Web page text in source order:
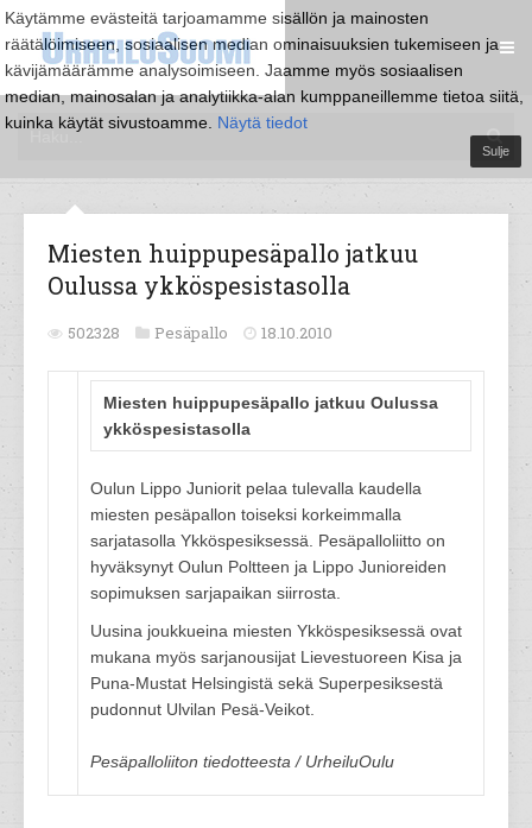
Käytämme evästeitä tarjoamamme sisällön ja mainosten
räätälöimiseen, sosiaalisen median ominaisuuksien tukemiseen ja
kävijämäärämme analysoimiseen. Jaamme myös sosiaalisen
median, mainosalan ja analytiikka-alan kumppaneillemme tietoa siitä,
kuinka käytät sivustoamme. Näytä tiedot
Sulje
Miesten huippupesäpallo jatkuu
Oulussa ykköspesistasolla
502328 Pesäpallo 18.10.2010
Miesten huippupesäpallo jatkuu Oulussa
ykköspesistasolla
Oulun Lippo Juniorit pelaa tulevalla kaudella
miesten pesäpallon toiseksi korkeimmalla
sarjatasolla Ykköspesiksessä. Pesäpalloliitto on
hyväksynyt Oulun Poltteen ja Lippo Junioreiden
sopimuksen sarjapaikan siirrosta.
Uusina joukkueina miesten Ykköspesiksessä ovat
mukana myös sarjanousijat Lievestuoreen Kisa ja
Puna-Mustat Helsingistä sekä Superpesiksestä
pudonnut Ulvilan Pesä-Veikot.
Pesäpalloliiton tiedotteesta / UrheiluOulu